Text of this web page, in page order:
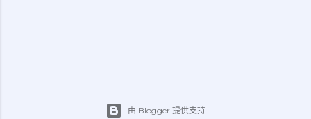
由 Blogger 提供支持